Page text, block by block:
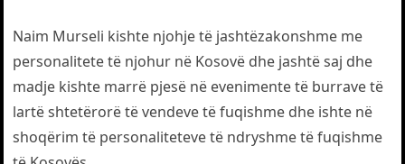
Naim Murseli kishte njohje të jashtëzakonshme me
personalitete të njohur në Kosovë dhe jashtë saj dhe
madje kishte marrë pjesë në evenimente të burrave të
lartë shtetërorë të vendeve të fuqishme dhe ishte në
shoqërim të personaliteteve të ndryshme të fuqishme